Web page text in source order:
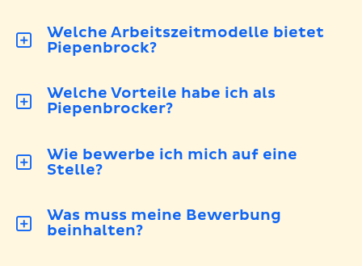
Welche Arbeitszeitmodelle bietet
Piepenbrock?
Welche Vorteile habe ich als
Piepenbrocker?
Wie bewerbe ich mich auf eine
Stelle?
Was muss meine Bewerbung
beinhalten?